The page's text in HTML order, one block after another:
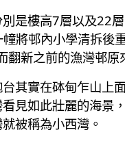
是樓高7層以及22
將邨內小學清拆後
新之前的漁灣邨原
其實在砵甸乍山上
見如此壯麗的海景
被稱為小西灣。